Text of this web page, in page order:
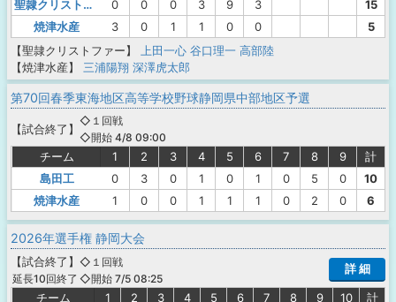
聖隷クリストファー
0 0 0 3 9 3
15
焼津水産
3 0 1 1 0 0
5
【聖隷クリストファー】
上田一心 谷口理一 高部陸
【焼津水産】
三浦陽翔 深澤虎太郎
第70回春季東海地区高等学校野球静岡県中部地区予選
【試合終了 】
◇１回戦
◇開始 4/8 09:00
チーム 1 2 3 4 5 6 7 8 9
計
島田工
0 3 0 1 0 1 0 5 0
10
焼津水産
1 0 0 1 1 1 0 2 0 6
2026年選手権 静岡大会
【試合終了 】
延長10回終了
◇１回戦
◇開始 7/5 08:25
詳 細
チーム 1 2 3 4 5 6 7 8 9 10 計